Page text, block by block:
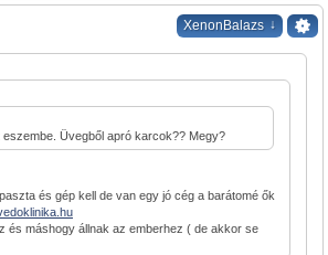
XenonBalazs ↓
eszembe. Üvegből apró karcok?? Megy?
és gép kell de van egy jó cég a barátomé ők
és máshogy állnak az emberhez ( de akkor se